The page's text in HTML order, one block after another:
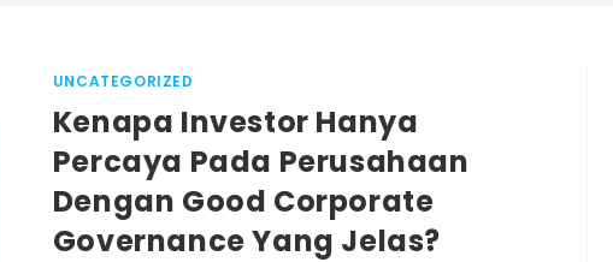
UNCATEGORIZED
Kenapa Investor Hanya
Percaya Pada Perusahaan
Dengan Good Corporate
Governance Yang Jelas?